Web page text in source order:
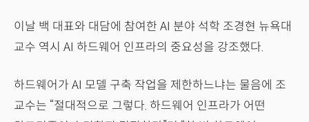
이날 백 대표와 대담에 참여한 AI 분야 석학 조경현 뉴욕대
교수 역시 AI 하드웨어 인프라의 중요성을 강조했다.
하드웨어가 AI 모델 구축 작업을 제한하느냐는 물음에 조
교수는 “절대적으로 그렇다. 하드웨어 인프라가 어떤